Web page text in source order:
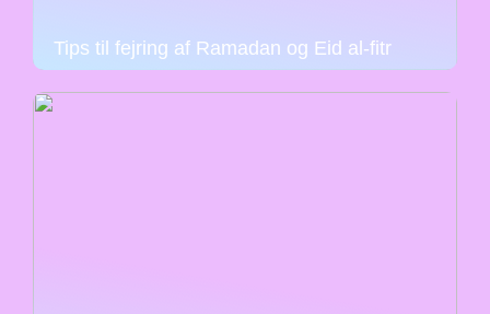
Tips til fejring af Ramadan og Eid al-fitr